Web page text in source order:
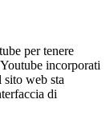
per tenere
incorporati
sito web sta
di